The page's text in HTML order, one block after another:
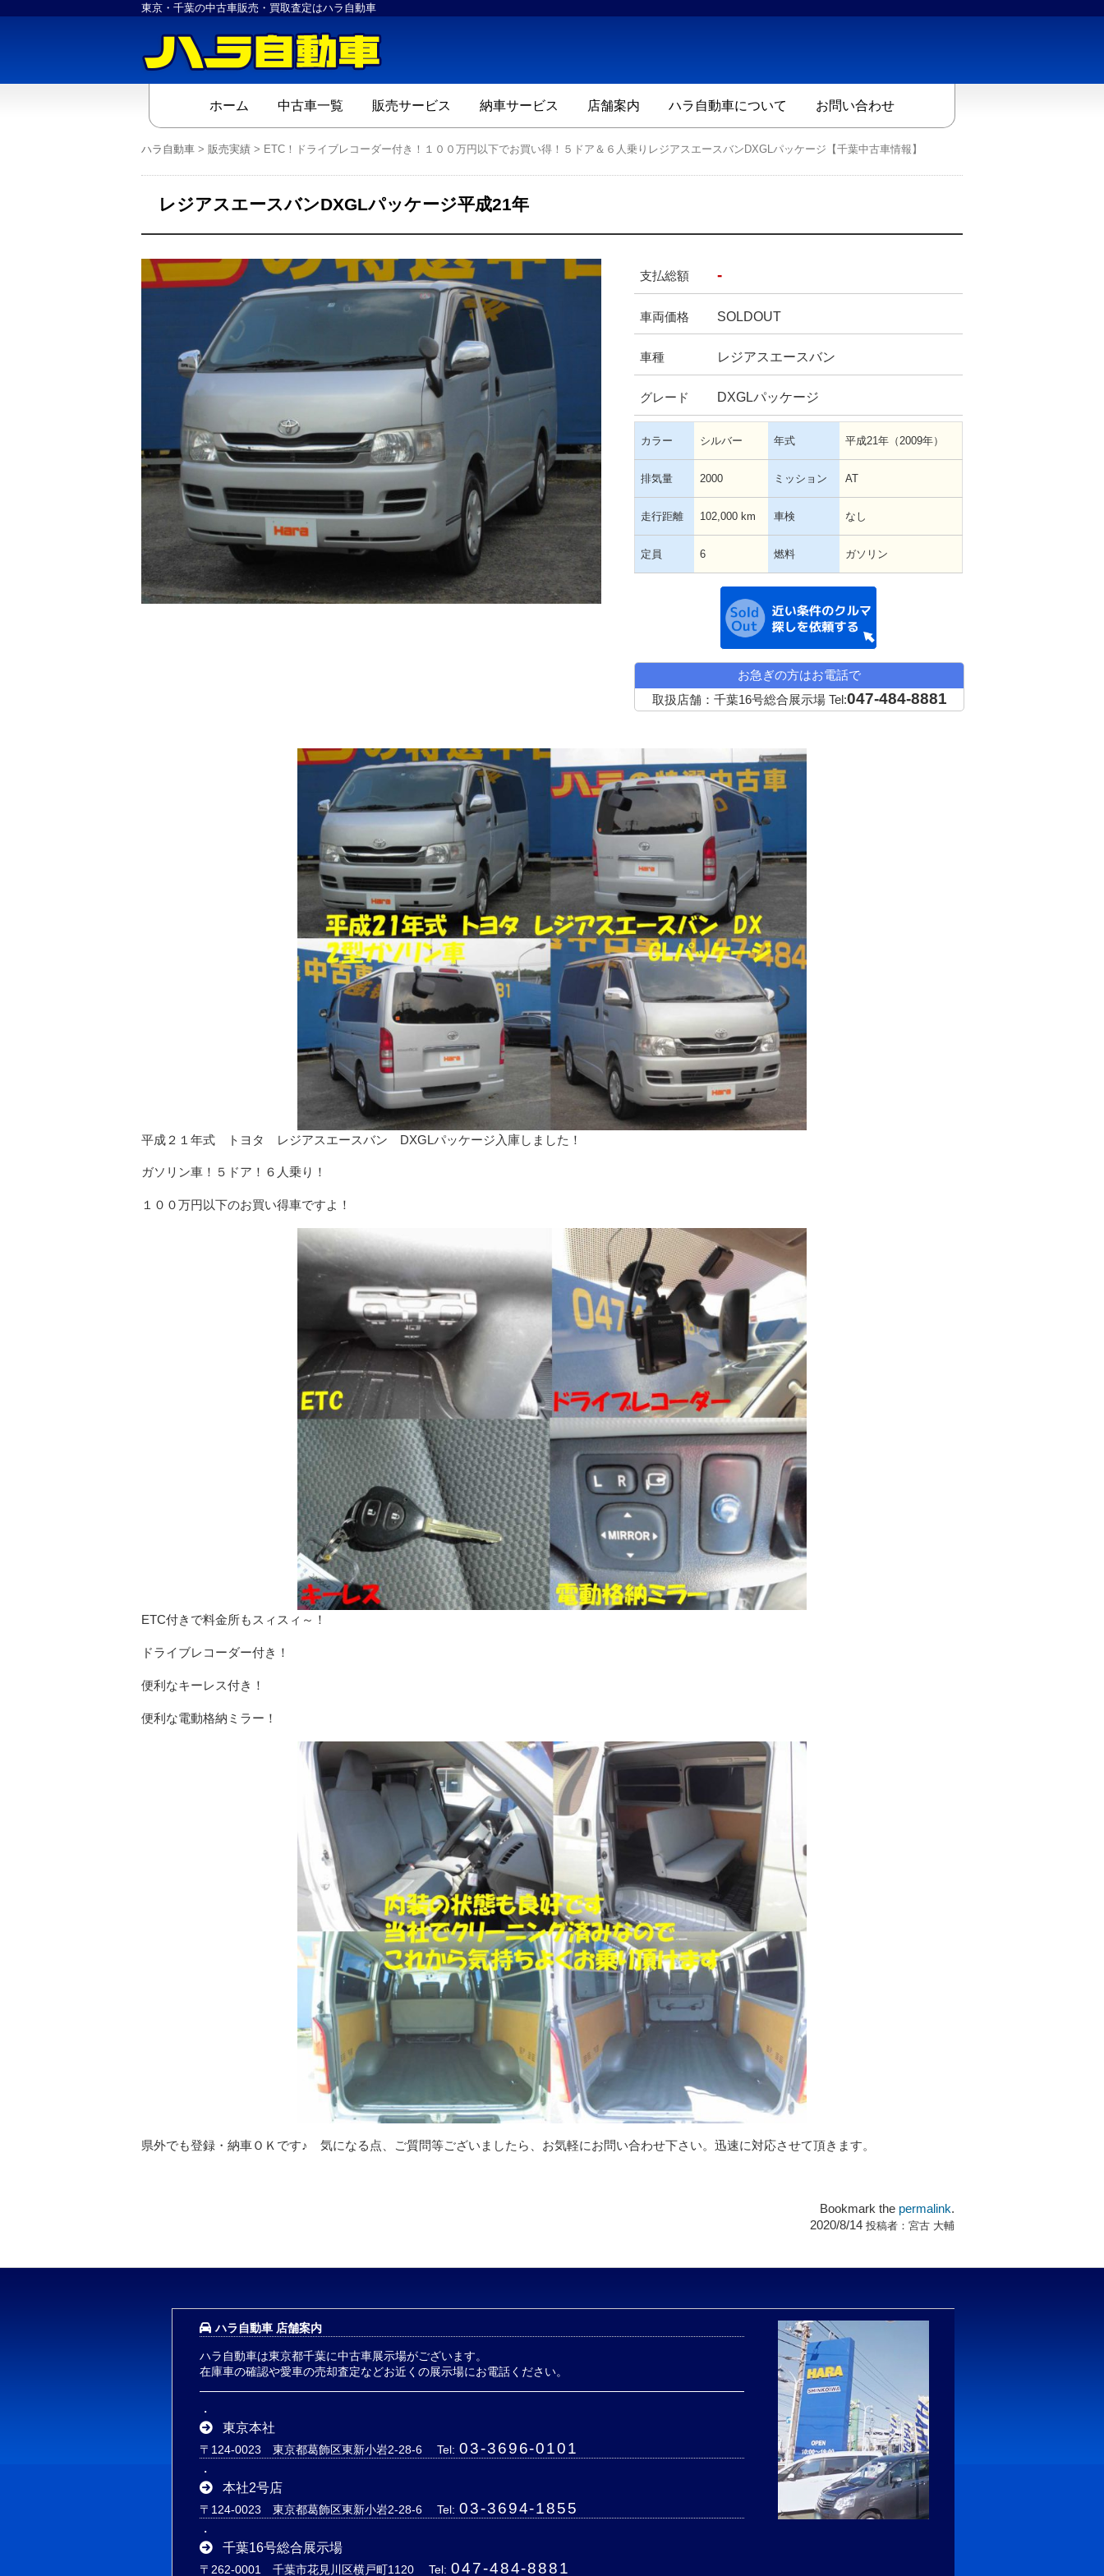
東京・千葉の中古車販売・買取査定はハラ自動車
ホーム 中古車一覧 販売サービス 納車サービス 店舗案内 ハラ自動車について お問い合わせ
ハラ自動車 > 販売実績 > ETC！ドライブレコーダー付き！１００万円以下でお買い得！５ドア＆６人乗りレジアスエースバンDXGLパッケージ【千葉中古車情報】
レジアスエースバンDXGLパッケージ平成21年
支払総額 -
車両価格 SOLDOUT
車種 レジアスエースバン
グレード DXGLパッケージ
カラー シルバー 年式 平成21年（2009年）
排気量 2000 ミッション AT
走行距離 102,000 km 車検 なし
定員 6 燃料 ガソリン
お急ぎの方はお電話で
取扱店舗：千葉16号総合展示場 Tel:047-484-8881
平成２１年式 トヨタ レジアスエースバン DXGLパッケージ入庫しました！
ガソリン車！５ドア！６人乗り！
１００万円以下のお買い得車ですよ！
ETC付きで料金所もスィスィ～！
ドライブレコーダー付き！
便利なキーレス付き！
便利な電動格納ミラー！
県外でも登録・納車ＯＫです♪ 気になる点、ご質問等ございましたら、お気軽にお問い合わせ下さい。迅速に対応させて頂きます。
Bookmark the permalink.
2020/8/14 投稿者： 宮古 大輔
ハラ自動車 店舗案内
ハラ自動車は東京都千葉に中古車展示場がございます。
在庫車の確認や愛車の売却査定などお近くの展示場にお電話ください。
東京本社
〒124-0023 東京都葛飾区東新小岩2-28-6 Tel: 03-3696-0101
本社2号店
〒124-0023 東京都葛飾区東新小岩2-28-6 Tel: 03-3694-1855
千葉16号総合展示場
〒262-0001 千葉市花見川区横戸町1120 Tel: 047-484-8881